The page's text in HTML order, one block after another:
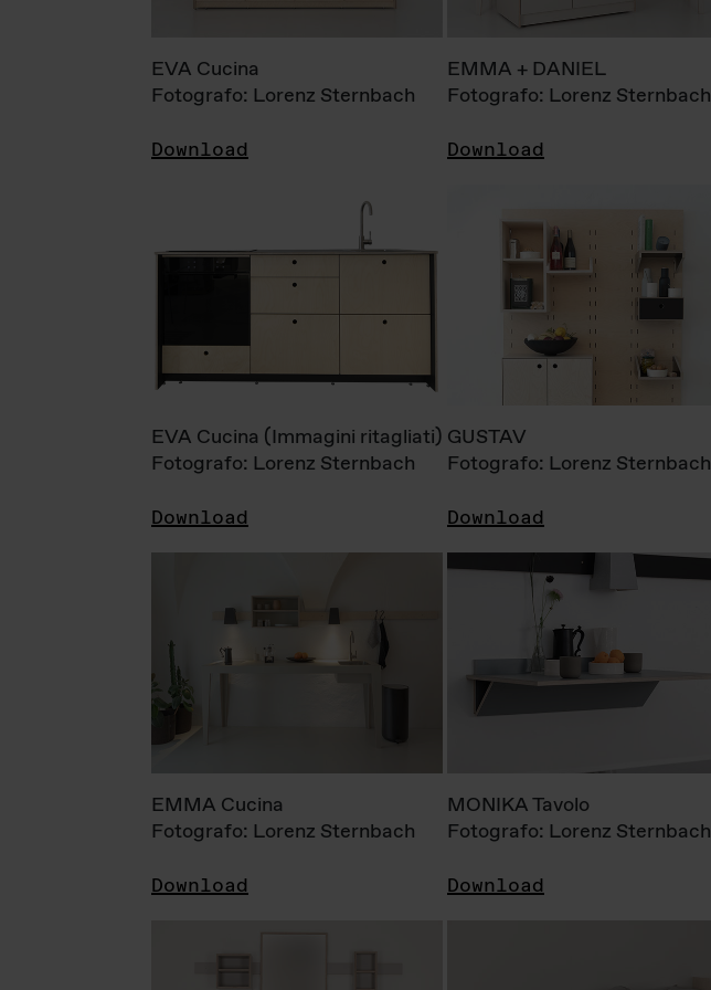
EVA Cucina
Fotografo: Lorenz Sternbach
Download
EMMA + DANIEL
Fotografo: Lorenz Sternbach
Download
EVA Cucina (Immagini ritagliati)
Fotografo: Lorenz Sternbach
Download
GUSTAV
Fotografo: Lorenz Sternbach
Download
EMMA Cucina
Fotografo: Lorenz Sternbach
Download
MONIKA Tavolo
Fotografo: Lorenz Sternbach
Download